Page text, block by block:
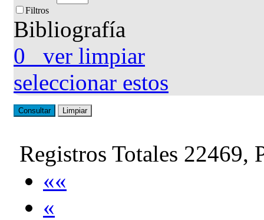
Filtros
Bibliografía
0
ver limpiar
seleccionar estos
Consultar Limpiar
Registros Totales 22469,
««
«